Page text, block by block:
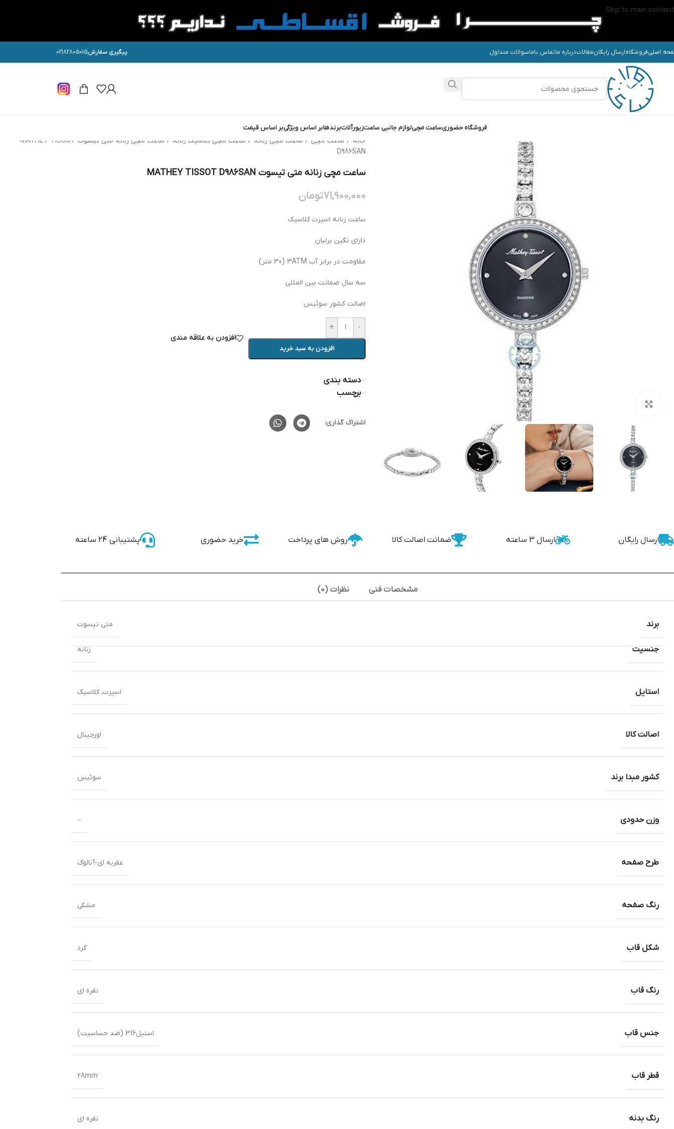
Skip to main content
اصلیفروشگاهارسال رایگانمقالاتدرباره ماتماس باماسوالات متداول پیگیری سفارش02182805015
فروشگاه حضوریساعت مچیلوازم جانبی ساعتزیورآلاتبرندهابر اساس ویژگیبر اساس قیمت
خانه / ساعت مچی / ساعت مچی زنانه / ساعت مچی کلاسیک زنانه /
ساعت مچی زنانه متی تیسوت MATHEY TISSOT
D986SAN
ساعت مچی زنانه متی تیسوت MATHEY TISSOT D986SAN
71,900,000تومان
ساعت زنانه اسپرت کلاسیک
دارای نگین برلیان
مقاومت در برابر آب 3ATM (30 متر)
سه سال ضمانت بین المللی
اصالت کشور سوئیس
-
+
افزودن به سبد خرید
افزودن به علاقه مندی
دسته بندی
برچسب
اشتراک گذاری:
ارسال رایگان ارسال 3 ساعته ضمانت اصالت کالا روش های پرداخت خرید حضوری پشتیبانی 24 ساعته
مشخصات فنی نظرات (0)
جنسیت زنانه
استایل اسپرت,کلاسیک
اصالت کالا اورجینال
کشور مبدا برند سوئیس
وزن حدودی –
طرح صفحه عقربه ای-آنالوگ
رنگ صفحه مشکی
شکل قاب گرد
رنگ قاب نقره ای
جنس قاب استیل316 (ضد حساسیت)
قطر قاب 28mm
رنگ بدنه نقره ای
برند متی تیسوت